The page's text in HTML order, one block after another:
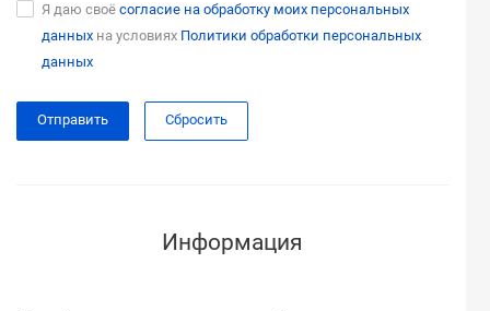
Я даю своё согласие на обработку моих персональных
данных на условиях Политики обработки персональных
данных
Сбросить
Информация